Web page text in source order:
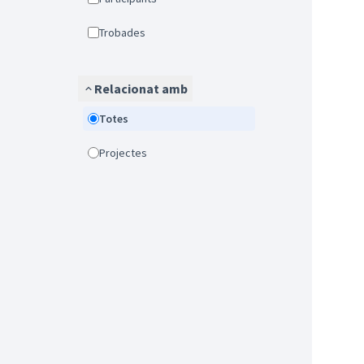
Trobades
Relacionat amb
Totes
Projectes